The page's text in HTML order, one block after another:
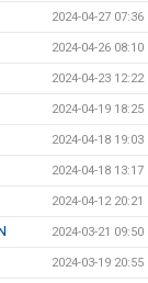
2024-04-27 07:36
2024-04-26 08:10
2024-04-23 12:22
2024-04-19 18:25
2024-04-18 19:03
2024-04-18 13:17
2024-04-12 20:21
2024-03-21 09:50
2024-03-19 20:55